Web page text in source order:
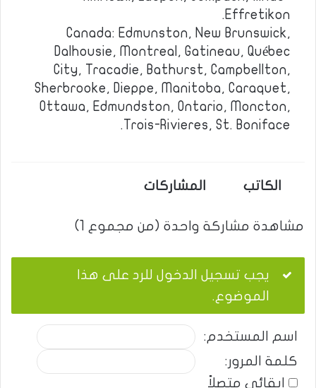
Effretikon.
Canada: Edmunston, New Brunswick,
Dalhousie, Montreal, Gatineau, Québec
City, Tracadie, Bathurst, Campbellton,
Sherbrooke, Dieppe, Manitoba, Caraquet,
Ottawa, Edmundston, Ontario, Moncton,
Trois-Rivieres, St. Boniface.
الكاتب المشاركات
مشاهدة مشاركة واحدة (من مجموع 1)
يجب تسجيل الدخول للرد على هذا
الموضوع.
اسم المستخدم:
كلمة المرور:
إبقائي متصلاً